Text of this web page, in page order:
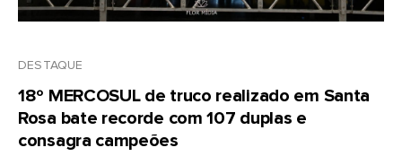
DESTAQUE
18º MERCOSUL de truco realizado em Santa
Rosa bate recorde com 107 duplas e
consagra campeões